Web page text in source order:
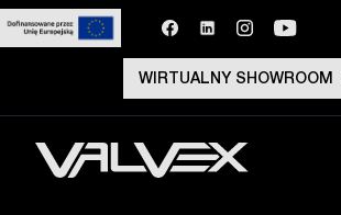
WIRTUALNY SHOWROOM